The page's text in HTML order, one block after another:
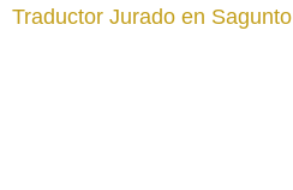
Traductor Jurado en Sagunto